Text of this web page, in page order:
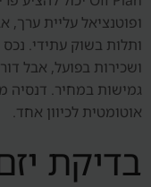
ופוטנציאל עליית ערך,
ותלות בשוק עתידי.
ושכירות בפועל, אבל
גמישות במחיר. דנסיה
אוטומטית לכיוון אחד.
בדיקת